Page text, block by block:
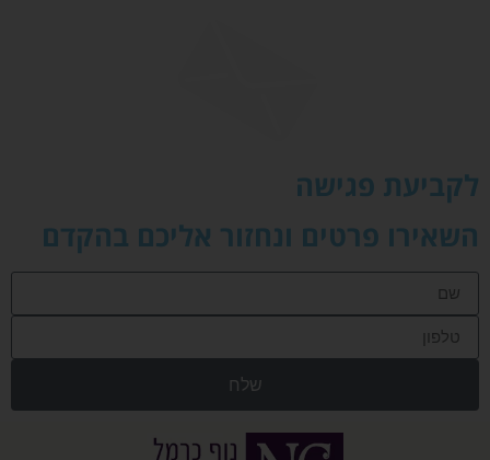
לקביעת פגישה
השאירו פרטים ונחזור אליכם בהקדם
שלח